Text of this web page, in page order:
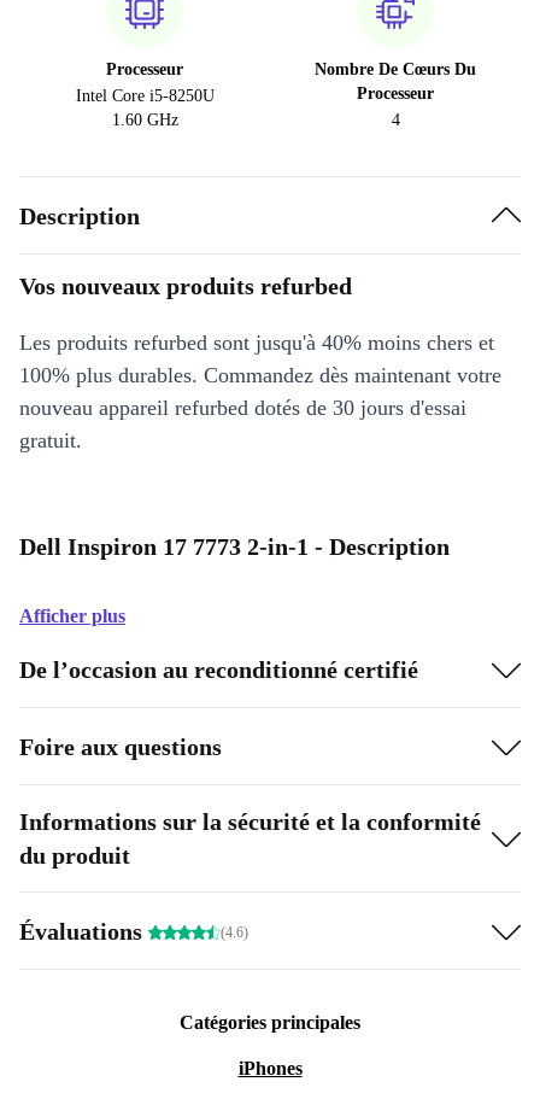
Processeur
Intel Core i5-8250U
1.60 GHz
Nombre De Cœurs Du
Processeur
4
Description
Vos nouveaux produits refurbed
Les produits refurbed sont jusqu'à 40% moins chers et
100% plus durables. Commandez dès maintenant votre
nouveau appareil refurbed dotés de 30 jours d'essai
gratuit.
Dell Inspiron 17 7773 2-in-1 - Description
Afficher plus
De l’occasion au reconditionné certifié
Foire aux questions
Informations sur la sécurité et la conformité
du produit
Évaluations (4.6)
Catégories principales
iPhones